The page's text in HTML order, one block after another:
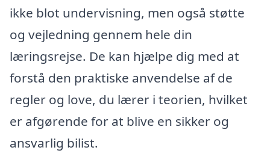
ikke blot undervisning, men også støtte
og vejledning gennem hele din
læringsrejse. De kan hjælpe dig med at
forstå den praktiske anvendelse af de
regler og love, du lærer i teorien, hvilket
er afgørende for at blive en sikker og
ansvarlig bilist.